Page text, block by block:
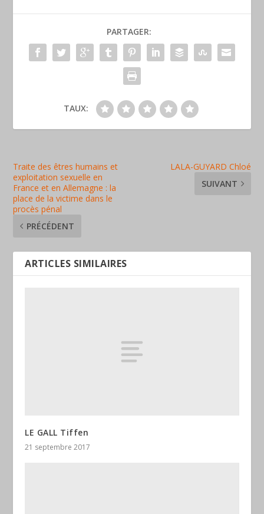
PARTAGER:
TAUX:
Traite des êtres humains et
exploitation sexuelle en
France et en Allemagne : la
place de la victime dans le
procès pénal
PRÉCÉDENT
LALA-GUYARD Chloé
SUIVANT
ARTICLES SIMILAIRES
LE GALL Tiffen
21 septembre 2017